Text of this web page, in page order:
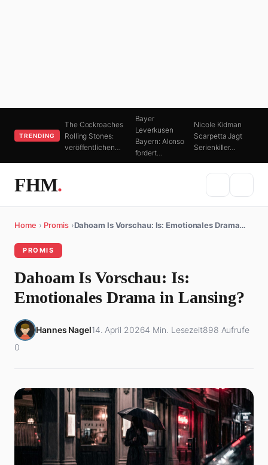
TRENDING
The Cockroaches
Rolling Stones:
veröffentlichen…
Bayer
Leverkusen
Bayern: Alonso
fordert…
Nicole Kidman
Scarpetta Jagt
Serienkiller…
FHM.
Home › Promis ›Dahoam Is Vorschau: Is: Emotionales Drama…
PROMIS
Dahoam Is Vorschau: Is:
Emotionales Drama in Lansing?
Hannes Nagel14. April 20264 Min. Lesezeit898 Aufrufe
0